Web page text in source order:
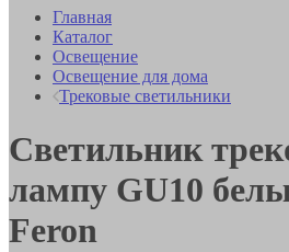
Главная
Каталог
Освещение
Освещение для дома
Трековые светильники
Светильник
лампу GU10
Feron